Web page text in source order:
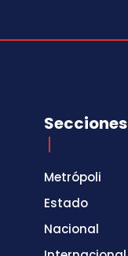
Secciones
Metrópoli
Estado
Nacional